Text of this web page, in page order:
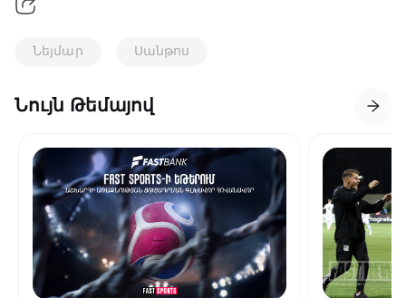
Նեյմար Սանթոս
Նույն Թեմայով